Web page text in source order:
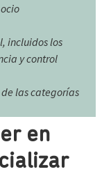
incluidos los
y control
de las categorías
en